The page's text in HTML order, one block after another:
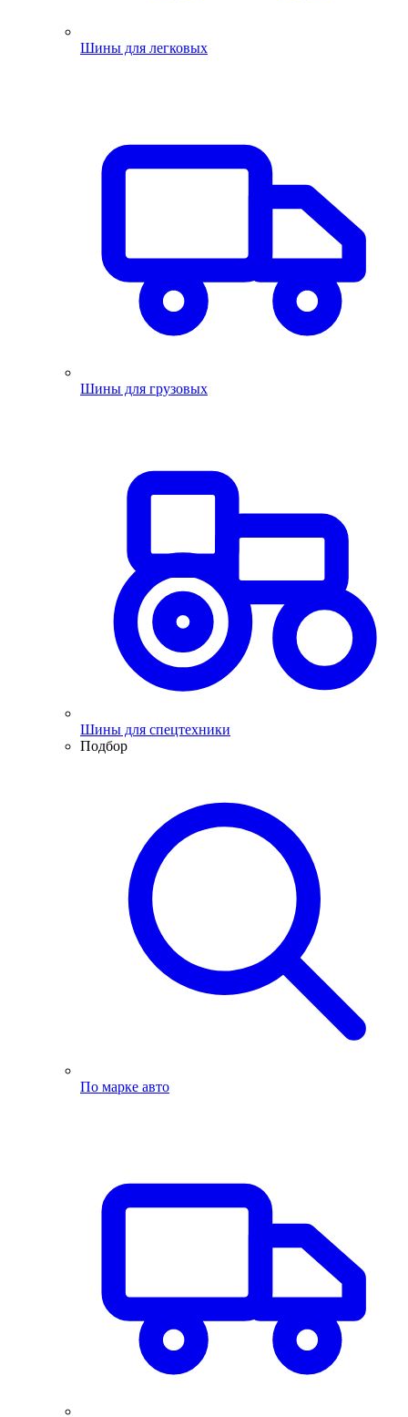
Шины для легковых
Шины для грузовых
Шины для спецтехники
Подбор
По марке авто